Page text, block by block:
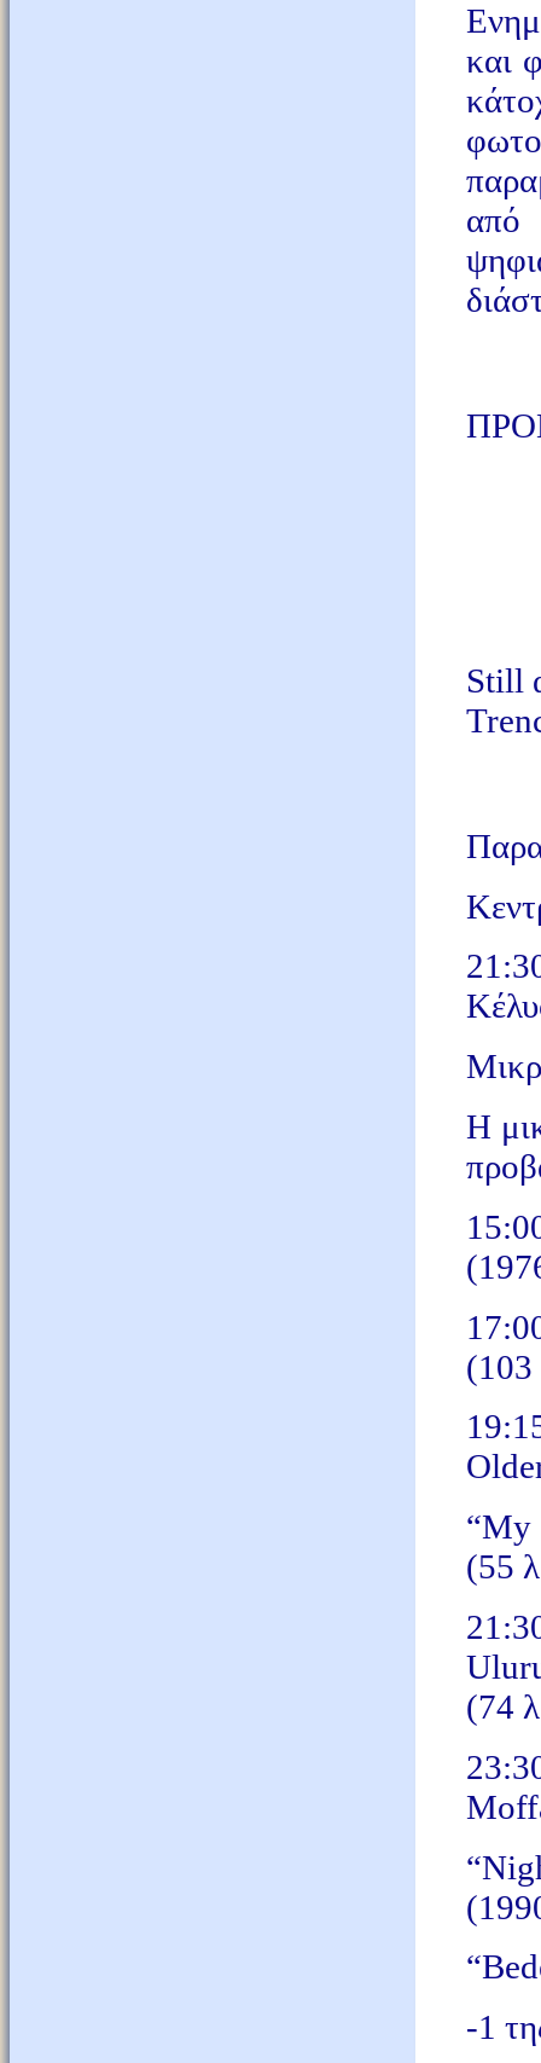
και
από
Still
Η
(103
“My
(55
(74
-1